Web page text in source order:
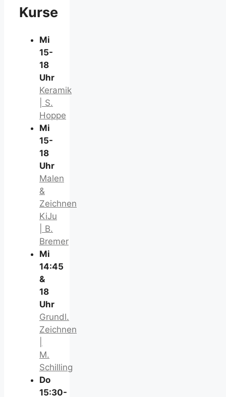
Kurse
Mi
15-
18
Uhr
Keramik
| S.
Hoppe
Mi
15-
18
Uhr
Malen
&
Zeichnen
KiJu
| B.
Bremer
Mi
14:45
&
18
Uhr
Grundl.
Zeichnen
M.
Schilling
Do
15:30-